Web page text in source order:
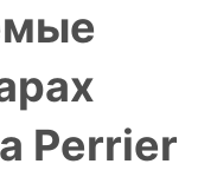
Perrier